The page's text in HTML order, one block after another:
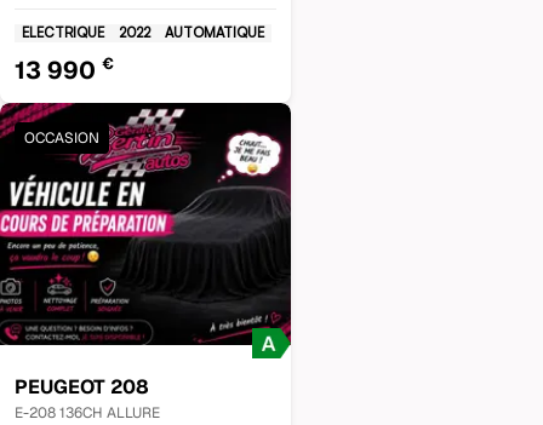
ELECTRIQUE 2022 AUTOMATIQUE
13 990 €
OCCASION
PEUGEOT 208
E-208 136CH ALLURE